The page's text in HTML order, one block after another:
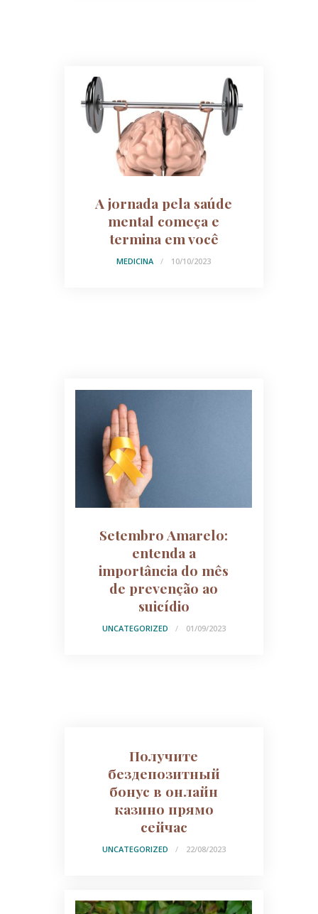
A jornada pela saúde
mental começa e
termina em você
MEDICINA 10/10/2023
Setembro Amarelo:
entenda a
importância do mês
de prevenção ao
suicídio
UNCATEGORIZED 01/09/2023
Получите
бездепозитный
бонус в онлайн
казино прямо
сейчас
UNCATEGORIZED 22/08/2023